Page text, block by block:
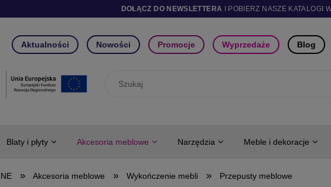
DOŁĄCZ DO NEWSLETTERA I POBIERZ NASZE KATALOGI
Aktualności Nowości Promocje Wyprzedaże Blog
Blaty i płyty Akcesoria meblowe Narzędzia Meble i dekoracje
» Akcesoria meblowe » Wykończenie mebli » Przepusty meblowe